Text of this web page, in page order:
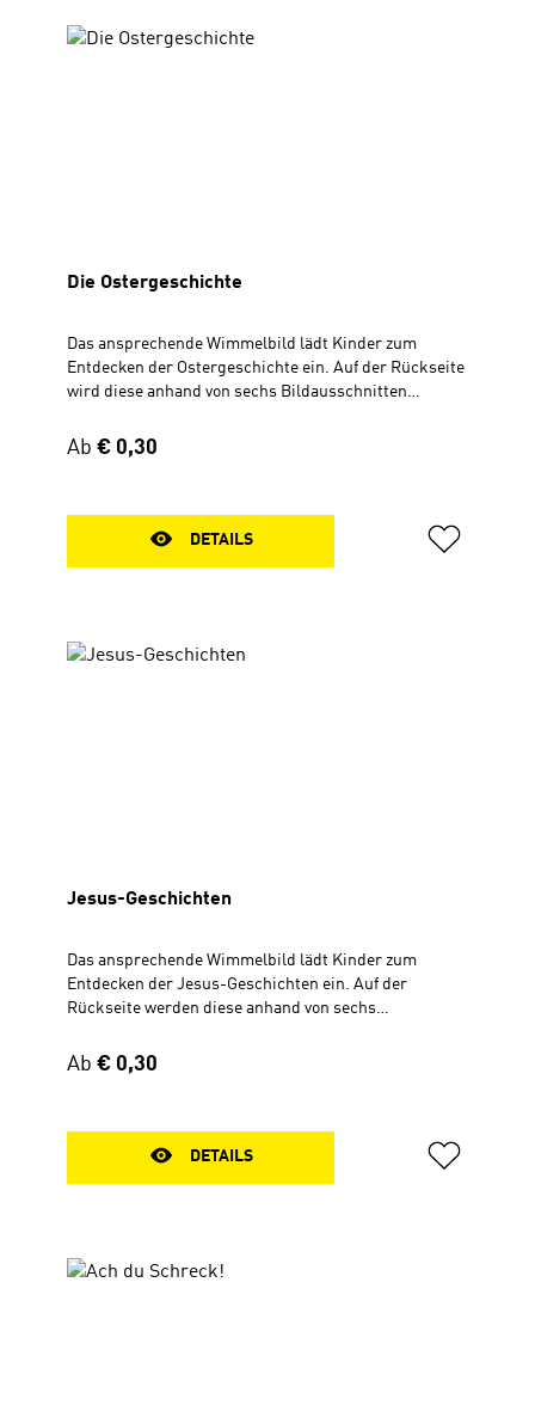
TeensVerteilflyer 30 × 56 cm, zum Aufklappen
Die Ostergeschichte
Das ansprechende Wimmelbild lädt Kinder zum
Entdecken der Ostergeschichte ein. Auf der Rückseite
wird diese anhand von sechs Bildausschnitten
Flyer eignet sich wunderbar zum Verteilen bei
missionarischen Aktionen. Wimmelbild mit Text Zum
Regulärer Preis:
Ab € 0,30
DETAILS
Jesus-Geschichten
Das ansprechende Wimmelbild lädt Kinder zum
Entdecken der Jesus-Geschichten ein. Auf der
Rückseite werden diese anhand von sechs
Suchaufträgen. Der Flyer eignet sich wunderbar zum
Verteilen. Wimmelbild mit Text Zum Aufklappen, 30 x
Regulärer Preis:
Ab € 0,30
DETAILS